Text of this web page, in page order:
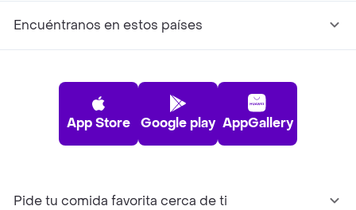
Encuéntranos en estos países
App Store Google play AppGallery
Pide tu comida favorita cerca de ti